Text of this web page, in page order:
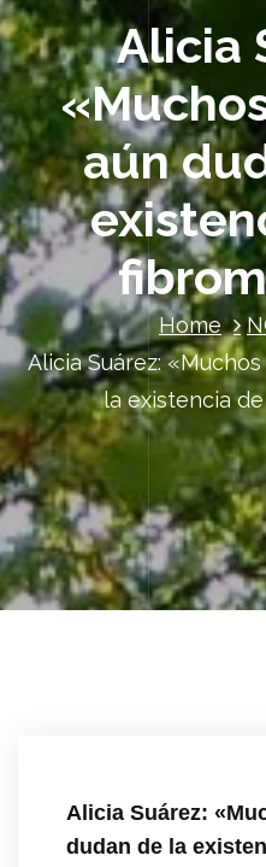
Alicia
aún
Home
Alicia Suárez:
la existencia
Alicia Suárez:
dudan de la